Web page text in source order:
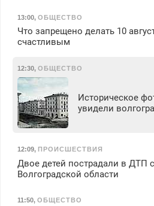
13:00, ОБЩЕСТВО
Что запрещено делать 10
счастливым
12:30, ОБЩЕСТВО
Историческое
увидели
12:09, ПРОИСШЕСТВИЯ
Двое детей пострадали в ДТП
Волгоградской области
11:50, ОБЩЕСТВО